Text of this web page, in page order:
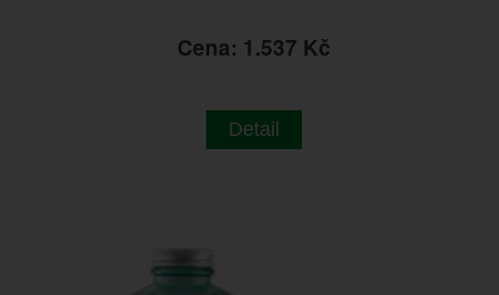
Cena: 1.537 Kč
Detail